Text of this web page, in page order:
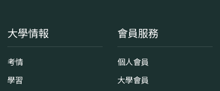
大學情報
考情
學習
會員服務
個人會員
大學會員